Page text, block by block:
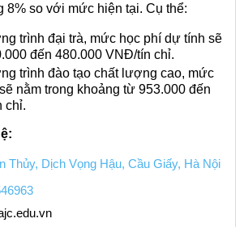
8% so với mức hiện tại. Cụ thể:
trình đại trà, mức học phí dự tính sẽ
đến 480.000 VNĐ/tín chỉ.
trình đào tạo chất lượng cao, mức
nằm trong khoảng từ 953.000 đến
chỉ.
Thủy, Dịch Vọng Hậu, Cầu Giấy, Hà Nội